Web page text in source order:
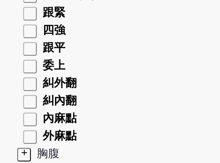
跟緊
四強
跟平
委上
糾外翻
糾內翻
內麻點
外麻點
+
胸腹